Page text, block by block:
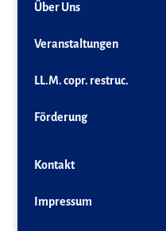
Über Uns
Veranstaltungen
LL.M. copr. restruc.
Förderung
Kontakt
Impressum